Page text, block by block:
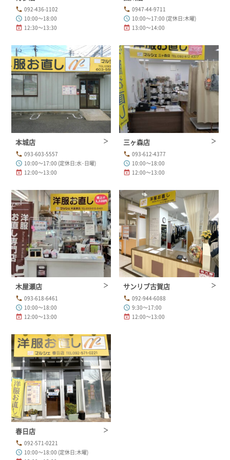
phone 092-436-1102
schedule 10:00～18:00
event_busy 12:30～13:30
phone 0947-44-9711
schedule 10:00～17:00 (定休日:木曜)
event_busy 13:00～14:00
本城店
phone 093-603-5557
schedule 10:00～17:00 (定休日:水･日曜)
event_busy 12:00～13:00
三ヶ森店
phone 093-612-4377
schedule 10:00～18:00
event_busy 12:00～13:00
木屋瀬店
phone 093-618-6461
schedule 10:00～18:00
event_busy 12:00～13:00
サンリブ古賀店
phone 092-944-6088
schedule 9:30～17:00
event_busy 12:00～13:00
春日店
phone 092-571-0221
schedule 10:00～18:00 (定休日:木曜)